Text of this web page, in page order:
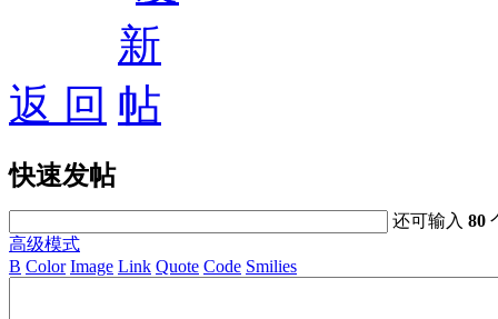
返 回
快速发帖
还可输入80
高级模式
B Color Image Link Quote Code Smilies